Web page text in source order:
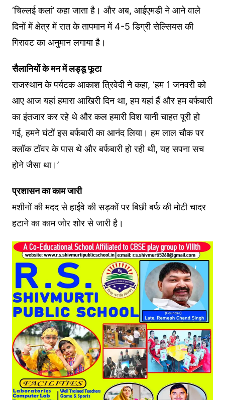
‘चिल्लई कलां’ कहा जाता है। और अब, आईएमडी ने आने वाले
दिनों में क्षेत्र में रात के तापमान में 4-5 डिग्री सेल्सियस की
गिरावट का अनुमान लगाया है।
सैलानियों के मन में लड्डू फूटा
राजस्थान के पर्यटक आकाश त्रिवेदी ने कहा, ‘हम 1 जनवरी को
आए आज यहां हमारा आखिरी दिन था, हम यहां हैं और हम बर्फबारी
का इंतजार कर रहे थे और कल हमारी विश यानी चाहत पूरी हो
गई, हमने घंटों इस बर्फबारी का आनंद लिया। हम लाल चौक पर
क्लॉक टॉवर के पास थे और बर्फबारी हो रही थी, यह सपना सच
होने जैसा था।’
प्रशासन का काम जारी
मशीनों की मदद से हाईवे की सड़कों पर बिछी बर्फ की मोटी चादर
हटाने का काम जोर शोर से जारी है।